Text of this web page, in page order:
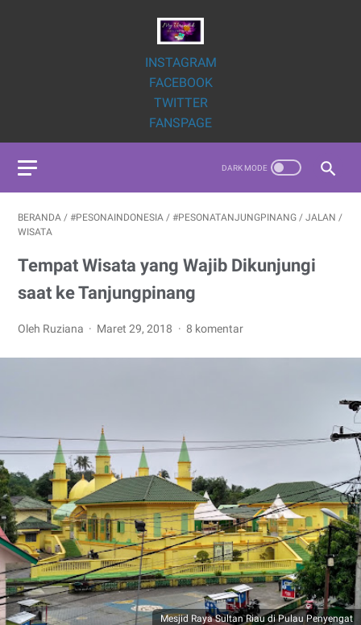
INSTAGRAM
FACEBOOK
TWITTER
FANSPAGE
BERANDA / #PESONAINDONESIA / #PESONATANJUNGPINANG / JALAN /
WISATA
Tempat Wisata yang Wajib Dikunjungi
saat ke Tanjungpinang
Oleh Ruziana Maret 29, 2018 8 komentar
Mesjid Raya Sultan Riau di Pulau Penyengat